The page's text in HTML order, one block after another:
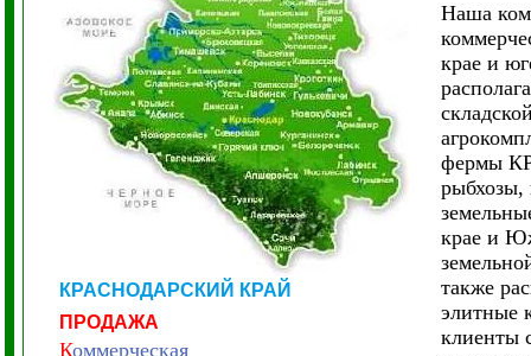
КРАСНОДАРСКИЙ КРАЙ
ПРОДАЖА
Коммерческая
Наша
крае и
фермы
рыбхозы,
крае и
также
элитные
клиенты